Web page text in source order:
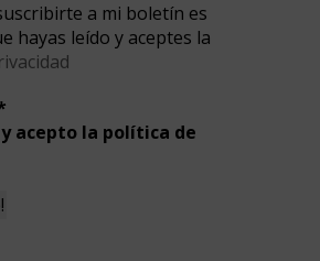
a mi boletín es
hayas leído y aceptes la
acepto la política de